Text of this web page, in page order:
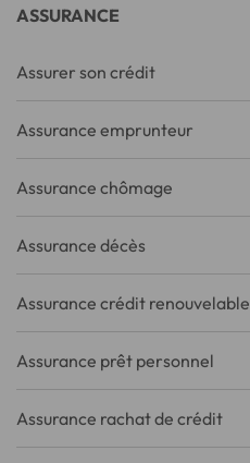
ASSURANCE
Assurer son crédit
Assurance emprunteur
Assurance chômage
Assurance décès
Assurance crédit renouvelable
Assurance prêt personnel
Assurance rachat de crédit